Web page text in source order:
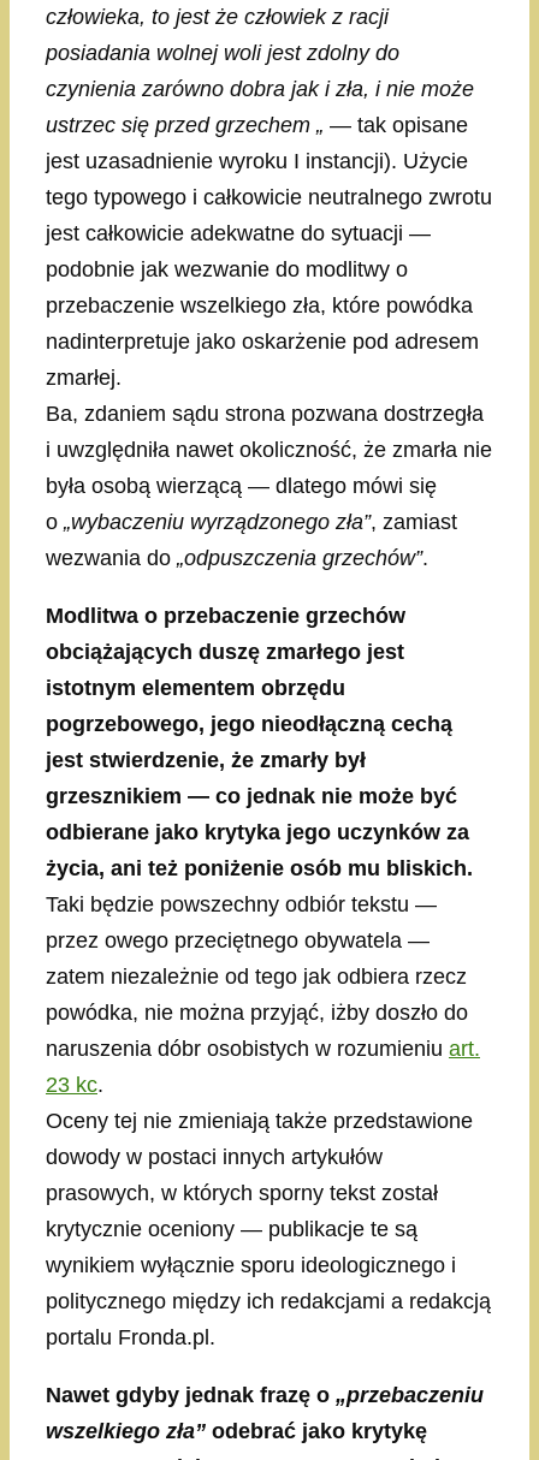
człowieka, to jest że człowiek z racji
posiadania wolnej woli jest zdolny do
czynienia zarówno dobra jak i zła, i nie może
ustrzec się przed grzechem „ — tak opisane
jest uzasadnienie wyroku I instancji). Użycie
tego typowego i całkowicie neutralnego zwrotu
jest całkowicie adekwatne do sytuacji —
podobnie jak wezwanie do modlitwy o
przebaczenie wszelkiego zła, które powódka
nadinterpretuje jako oskarżenie pod adresem
zmarłej.
Ba, zdaniem sądu strona pozwana dostrzegła
i uwzględniła nawet okoliczność, że zmarła nie
była osobą wierzącą — dlatego mówi się
o „wybaczeniu wyrządzonego zła”, zamiast
wezwania do „odpuszczenia grzechów”.
Modlitwa o przebaczenie grzechów
obciążających duszę zmarłego jest
istotnym elementem obrzędu
pogrzebowego, jego nieodłączną cechą
jest stwierdzenie, że zmarły był
grzesznikiem — co jednak nie może być
odbierane jako krytyka jego uczynków za
życia, ani też poniżenie osób mu bliskich.
Taki będzie powszechny odbiór tekstu —
przez owego przeciętnego obywatela —
zatem niezależnie od tego jak odbiera rzecz
powódka, nie można przyjąć, iżby doszło do
naruszenia dóbr osobistych w rozumieniu art.
23 kc.
Oceny tej nie zmieniają także przedstawione
dowody w postaci innych artykułów
prasowych, w których sporny tekst został
krytycznie oceniony — publikacje te są
wynikiem wyłącznie sporu ideologicznego i
politycznego między ich redakcjami a redakcją
portalu Fronda.pl.
Nawet gdyby jednak frazę o „przebaczeniu
wszelkiego zła” odebrać jako krytykę